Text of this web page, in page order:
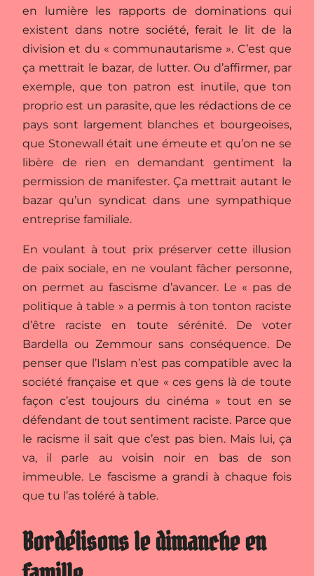
en lumière les rapports de dominations qui
existent dans notre société, ferait le lit de la
division et du « communautarisme ». C’est que
ça mettrait le bazar, de lutter. Ou d’affirmer, par
exemple, que ton patron est inutile, que ton
proprio est un parasite, que les rédactions de ce
pays sont largement blanches et bourgeoises,
que Stonewall était une émeute et qu’on ne se
libère de rien en demandant gentiment la
permission de manifester. Ça mettrait autant le
bazar qu’un syndicat dans une sympathique
entreprise familiale.
En voulant à tout prix préserver cette illusion
de paix sociale, en ne voulant fâcher personne,
on permet au fascisme d’avancer. Le « pas de
politique à table » a permis à ton tonton raciste
d’être raciste en toute sérénité. De voter
Bardella ou Zemmour sans conséquence. De
penser que l’Islam n’est pas compatible avec la
société française et que « ces gens là de toute
façon c’est toujours du cinéma » tout en se
défendant de tout sentiment raciste. Parce que
le racisme il sait que c’est pas bien. Mais lui, ça
va, il parle au voisin noir en bas de son
immeuble. Le fascisme a grandi à chaque fois
que tu l’as toléré à table.
Bordélisons le dimanche en